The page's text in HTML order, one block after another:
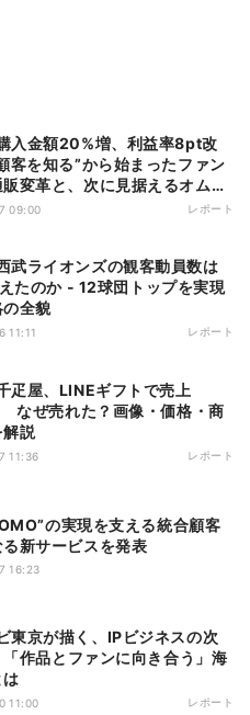
を知る”から始まったファン
変革と、次に見据えるオムニ
09:00 レポート
たのか - 12球団トップを実現
の全貌
11:11 レポート
なぜ売れた？画像・価格・商
説
11:36 レポート
の実現を支える統合顧客
新サービスを発表
16:23
作品とファンに向き合う」海
11:00 レポート